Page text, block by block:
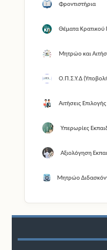
Φροντιστήρια
Θέματα Κρατικού
Μητρώο και
Ο.Π.Σ.Υ.Δ
Αιτήσεις
Υπερωρίες
Αξιολόγηση
Μητρώο